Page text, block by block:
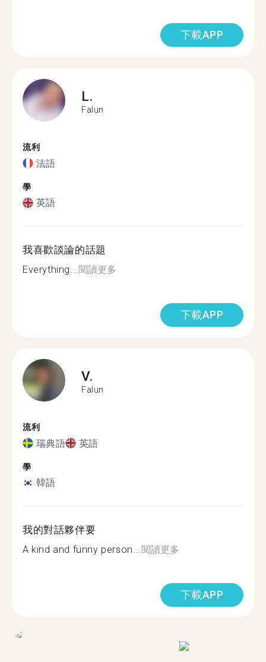
下載APP
L.
Falun
流利
法語
學
英語
我喜歡談論的話題
Everything...閱讀更多
下載APP
V.
Falun
流利
瑞典語 英語
學
韓語
我的對話夥伴要
A kind and funny person...閱讀更多
下載APP